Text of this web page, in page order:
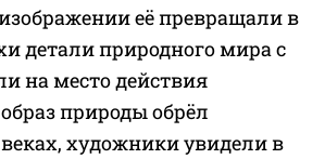
её превращали в
детали природного мира с
на место действия
природы обрёл
художники увидели в